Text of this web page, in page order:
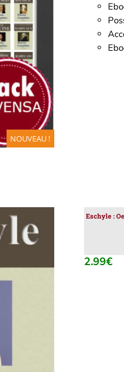
NOUVEAU !
DÉTAILS
Eschyle :
2.99€